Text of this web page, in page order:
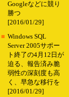
Googleなどに競り
勝つ
[2016/01/29]
■ Windows SQL
Server 2005サポー
ト終了の4月12日が
迫る、報告済み脆
弱性の深刻度も高
く、早急な移行を
[2016/01/29]